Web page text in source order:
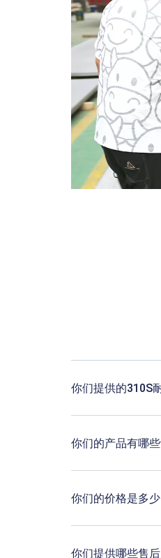
你们提供的310S
你们的产品有哪
你们的价格是多
你们提供哪些售